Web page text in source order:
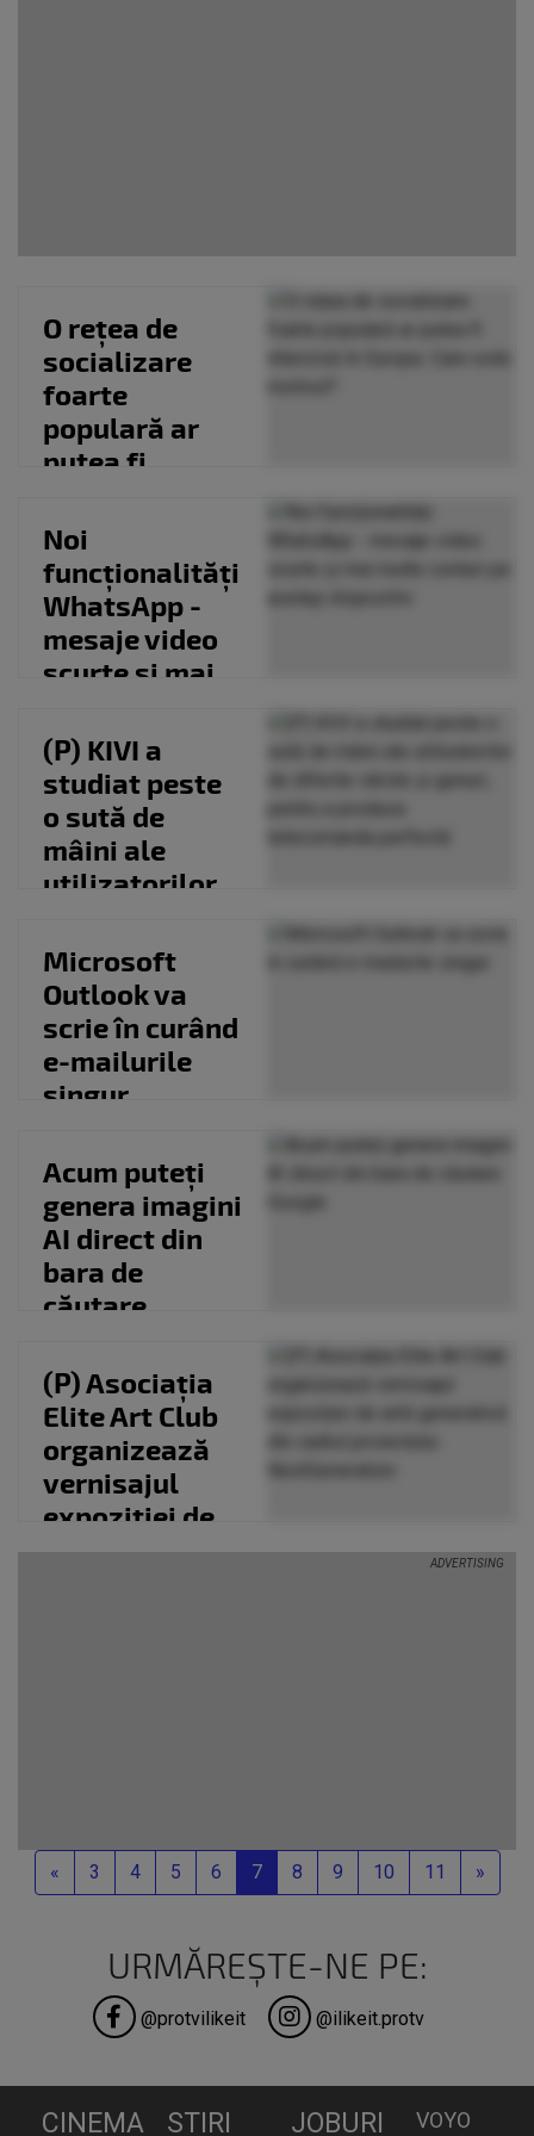
O rețea de
socializare
foarte
populară ar
putea fi
Europa. Care
este...
Noi
funcționalități
WhatsApp -
mesaje video
scurte și mai
pe același...
(P) KIVI a
studiat peste
o sută de
mâini ale
utilizatorilor
vârste...
Microsoft
Outlook va
scrie în curând
e-mailurile
singur
Acum puteți
genera imagini
AI direct din
bara de
căutare
(P) Asociația
Elite Art Club
organizează
vernisajul
expoziției de
«Previous
3 4 5 6 7 8 9 10 11 »Next
URMĂREȘTE-NE PE:
@protvilikeit @ilikeit.protv
CINEMA STIRI
JOBURI
VOYO